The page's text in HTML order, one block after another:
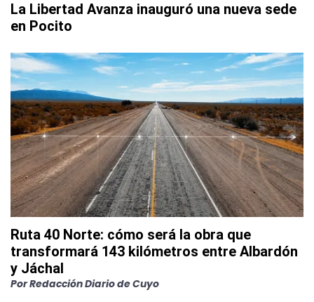
La Libertad Avanza inauguró una nueva sede
en Pocito
Ruta 40 Norte: cómo será la obra que
transformará 143 kilómetros entre Albardón
y Jáchal
PorRedacción Diario de Cuyo